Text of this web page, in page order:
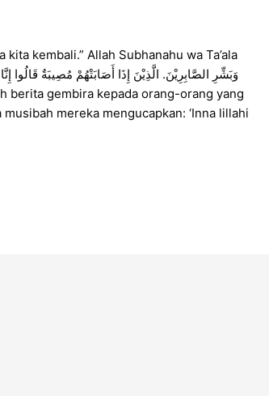
kembali.” Allah Subhanahu wa Ta’ala
mereka mengucapkan: ‘Inna lillahi